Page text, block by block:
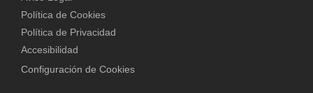
Política de Cookies
Política de Privacidad
Accesibilidad
Configuración de Cookies